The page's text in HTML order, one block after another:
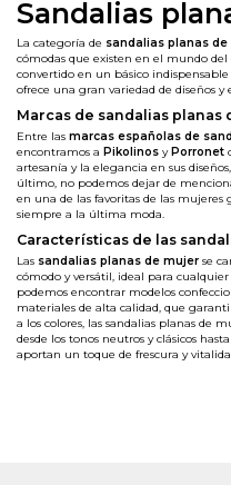
Sandalias
La categoría de sandalias planas
cómodas que existen en el mundo
convertido en un básico
ofrece una gran variedad de diseños
Marcas de sandalias planas
Entre las marcas españolas de
encontramos a Pikolinos y Porronet
artesanía y la elegancia en sus
último, no podemos dejar de
en una de las favoritas de las mujeres
siempre a la última moda.
Características de las
Las sandalias planas de mujer se
cómodo y versátil, ideal para
podemos encontrar modelos
materiales de alta calidad, que
a los colores, las sandalias planas de
desde los tonos neutros y clásicos
aportan un toque de frescura y